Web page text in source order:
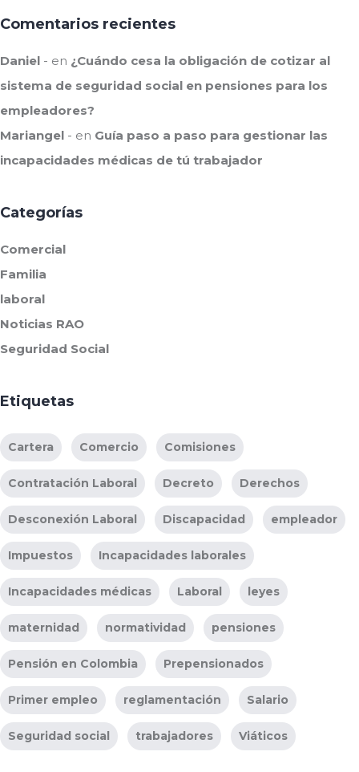
Comentarios recientes
Daniel en ¿Cuándo cesa la obligación de cotizar al
sistema de seguridad social en pensiones para los
empleadores?
Mariangel
en Guía paso a paso para gestionar las
incapacidades médicas de tú trabajador
Categorías
Comercial
Familia
laboral
Noticias RAO
Seguridad Social
Etiquetas
Cartera Comercio Comisiones
Contratación Laboral Decreto Derechos
Desconexión Laboral Discapacidad empleador
Impuestos Incapacidades laborales
Incapacidades médicas Laboral leyes
maternidad normatividad pensiones
Pensión en Colombia Prepensionados
Primer empleo reglamentación Salario
Seguridad social trabajadores Viáticos